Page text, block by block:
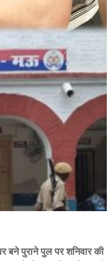
बने पुराने पुल पर शनिवार की